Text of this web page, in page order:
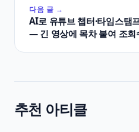
다음 글 →
AI로 유튜브 챕터·타임스탬
— 긴 영상에 목차 붙여 조회
추천 아티클